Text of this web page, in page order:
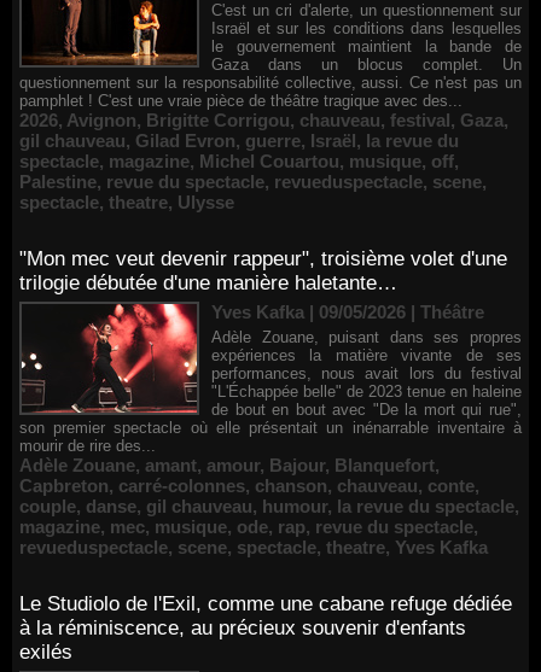
C'est un cri d'alerte, un questionnement sur
Israël et sur les conditions dans lesquelles
le gouvernement maintient la bande de
Gaza dans un blocus complet. Un
questionnement sur la responsabilité collective, aussi. Ce n'est pas un
pamphlet ! C'est une vraie pièce de théâtre tragique avec des...
2026, Avignon, Brigitte Corrigou, chauveau, festival, Gaza,
gil chauveau, Gilad Evron, guerre, Israël, la revue du
spectacle, magazine, Michel Couartou, musique, off,
Palestine, revue du spectacle, revueduspectacle, scene,
spectacle, theatre, Ulysse
"Mon mec veut devenir rappeur", troisième volet d'une
trilogie débutée d'une manière haletante…
Yves Kafka | 09/05/2026 | Théâtre
Adèle Zouane, puisant dans ses propres
expériences la matière vivante de ses
performances, nous avait lors du festival
"L'Échappée belle" de 2023 tenue en haleine
de bout en bout avec "De la mort qui rue",
son premier spectacle où elle présentait un inénarrable inventaire à
mourir de rire des...
Adèle Zouane, amant, amour, Bajour, Blanquefort,
Capbreton, carré-colonnes, chanson, chauveau, conte,
couple, danse, gil chauveau, humour, la revue du spectacle,
magazine, mec, musique, ode, rap, revue du spectacle,
revueduspectacle, scene, spectacle, theatre, Yves Kafka
Le Studiolo de l'Exil, comme une cabane refuge dédiée
à la réminiscence, au précieux souvenir d'enfants
exilés